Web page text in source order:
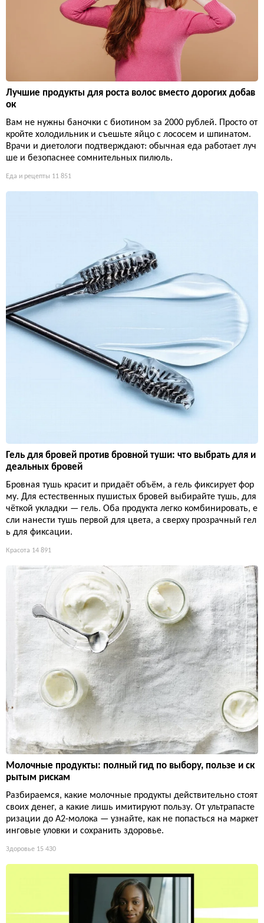
Лучшие продукты для роста волос вместо дорогих добав
ок
Вам не нужны баночки с биотином за 2000 рублей. Просто от
кройте холодильник и съешьте яйцо с лососем и шпинатом.
Врачи и диетологи подтверждают: обычная еда работает луч
ше и безопаснее сомнительных пилюль.
Еда и рецепты 11 851
Гель для бровей против бровной туши: что выбрать для и
деальных бровей
Бровная тушь красит и придаёт объём, а гель фиксирует фор
му. Для естественных пушистых бровей выбирайте тушь, для
чёткой укладки — гель. Оба продукта легко комбинировать, е
сли нанести тушь первой для цвета, а сверху прозрачный гел
ь для фиксации.
Красота 14 891
Молочные продукты: полный гид по выбору, пользе и ск
рытым рискам
Разбираемся, какие молочные продукты действительно стоят
своих денег, а какие лишь имитируют пользу. От ультрапасте
ризации до А2-молока — узнайте, как не попасться на маркет
инговые уловки и сохранить здоровье.
Здоровье 15 430